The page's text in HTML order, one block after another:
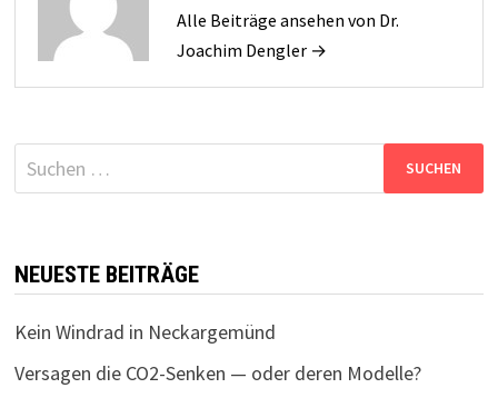
Alle Beiträge ansehen von Dr.
Joachim Dengler →
Suchen
nach:
NEUESTE BEITRÄGE
Kein Windrad in Neckargemünd
Versagen die CO2-Senken — oder deren Modelle?